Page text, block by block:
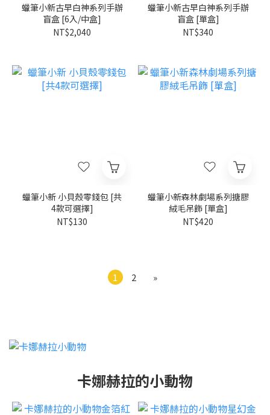
蠟筆小新古早白神系列手辦
盲盒 [6入/中盒]
NT$2,040
蠟筆小新古早白神系列手辦
盲盒 [單盒]
NT$340
蠟筆小新 小貝殼零錢包 [共
4款可選擇]
NT$130
蠟筆小新森林劇場系列搪膠
絨毛吊飾 [單盒]
NT$420
1 2 »
卡娜赫拉的小動物